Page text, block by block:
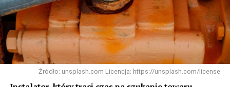
Źródło: unsplash.com Licencja: https://unsplash.com/license